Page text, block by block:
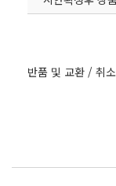
반품 및 교환 / 취